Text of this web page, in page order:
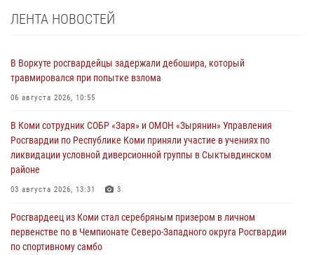
ЛЕНТА НОВОСТЕЙ
В Воркуте росгвардейцы задержали дебошира, который
травмировался при попытке взлома
06 августа 2026, 10:55
В Коми сотрудник СОБР «Заря» и ОМОН «Зырянин» Управления
Росгвардии по Республике Коми приняли участие в учениях по
ликвидации условной диверсионной группы в Сыктывдинском
районе
03 августа 2026, 13:31 3
Росгвардеец из Коми стал серебряным призером в личном
первенстве по в Чемпионате Северо-Западного округа Росгвардии
по спортивному самбо